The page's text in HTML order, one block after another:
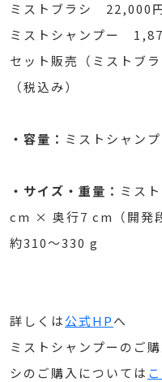
ミストブラシ 22,000円
ミストシャンプー
セット販売（ミストブ
（税込み）
・容量： ミストシャン
・サイズ・重量： ミス
cm × 奥行7 cm（開発
約310～330 g
詳しくは公式HPへ
ミストシャンプーのご
シのご購入については